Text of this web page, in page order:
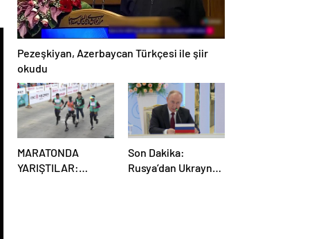
Pezeşkiyan, Azerbaycan Türkçesi ile şiir
okudu
MARATONDA
YARIŞTILAR:
Son Dakika:
Rusya’dan Ukrayna